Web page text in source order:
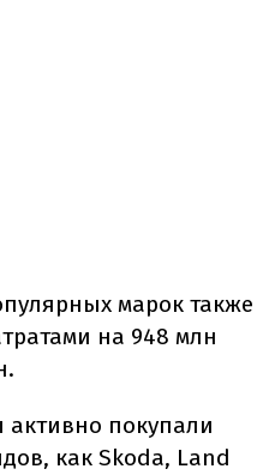
марок также
на 948 млн
активно покупали
как Skoda, Land